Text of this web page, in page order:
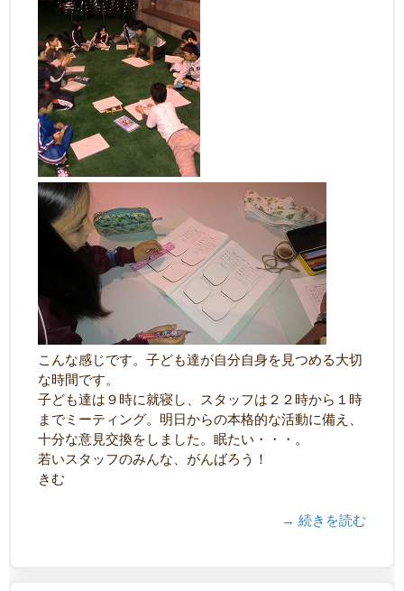
こんな感じです。子ども達が自分自身を見つめる大切
な時間です。
子ども達は９時に就寝し、スタッフは２２時から１時
までミーティング。明日からの本格的な活動に備え、
十分な意見交換をしました。眠たい・・・。
若いスタッフのみんな、がんばろう！
きむ
→ 続きを読む